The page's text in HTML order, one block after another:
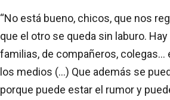
“No está bueno, chicos, que nos
que el otro se queda sin laburo.
familias, de compañeros, colegas...
los medios (...) Que además se
porque puede estar el rumor y